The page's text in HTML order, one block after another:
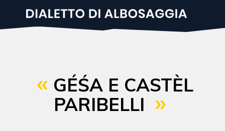
GÉŚA E CASTÈL
PARIBELLI